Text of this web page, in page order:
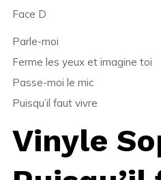
Face D
Parle-moi
Ferme les yeux et imagine toi
Passe-moi le mic
Puisqu’il faut vivre
Vinyle